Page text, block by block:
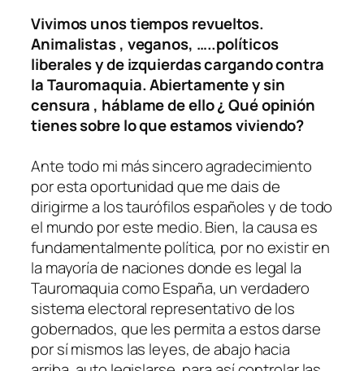
Vivimos unos tiempos revueltos.
Animalistas , veganos, …..políticos
liberales y de izquierdas cargando contra
la Tauromaquia. Abiertamente y sin
censura , háblame de ello ¿ Qué opinión
tienes sobre lo que estamos viviendo?
Ante todo mi más sincero agradecimiento
por esta oportunidad que me dais de
dirigirme a los taurófilos españoles y de todo
el mundo por este medio. Bien, la causa es
fundamentalmente política, por no existir en
la mayoría de naciones donde es legal la
Tauromaquia como España, un verdadero
sistema electoral representativo de los
gobernados, que les permita a estos darse
por sí mismos las leyes, de abajo hacia